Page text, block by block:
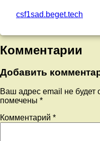
csf1sad.beget.tech
Комментарии
Добавить
Ваш адрес email не будет
помечены *
Комментарий *